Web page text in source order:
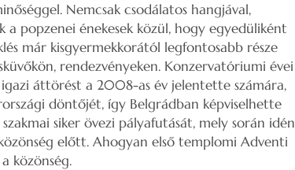
Nemcsak csodálatos hangjával,
a popzenei énekesek közül, hogy egyedüliként
már kisgyermekkorától legfontosabb része
rendezvényeken. Konzervatóriumi évei
áttörést a 2008-as év jelentette számára,
döntőjét, így Belgrádban képviselhette
siker övezi pályafutását, mely során idén
előtt. Ahogyan első templomi Adventi
közönség.